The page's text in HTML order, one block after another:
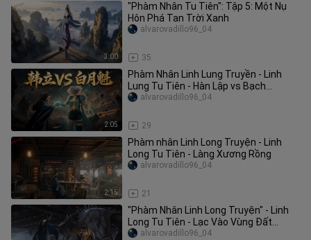
3:00
"Phàm Nhân Tu Tiên": Tập 5: Một Nụ
Hôn Phá Tan Trời Xanh
35
alvarovadillo96_04
2:05
Phàm Nhân Linh Lung Truyền - Linh
Lung Tu Tiên - Hàn Lập vs Bạch
Nguyệt Khôi
29
alvarovadillo96_04
2:15
Phàm nhân Linh Long Truyện - Linh
Long Tu Tiên - Làng Xương Rồng
21
alvarovadillo96_04
"Phàm Nhân Linh Long Truyện" - Linh
Long Tu Tiên - Lạc Vào Vùng Đất
Hoang Phế
alvarovadillo96_04